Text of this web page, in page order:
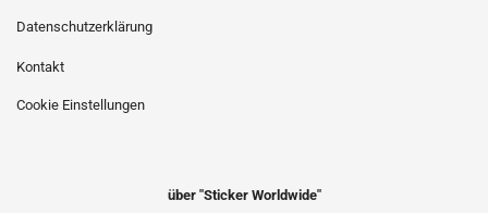
Datenschutzerklärung
Kontakt
Cookie Einstellungen
über "Sticker Worldwide"